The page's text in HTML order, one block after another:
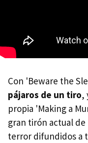
Con 'Beware the
pájaros de un tiro,
propia 'Making a
gran tirón actual de
terror difundidos a